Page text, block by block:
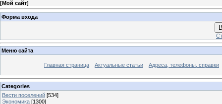
[Мой сайт]
Форма входа
Меню сайта
Главная страница Актуальные статьи Адреса, телефоны, справки
Categories
Вести поселений [534]
Экономика [1300]